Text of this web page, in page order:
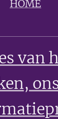
HOME
van
,